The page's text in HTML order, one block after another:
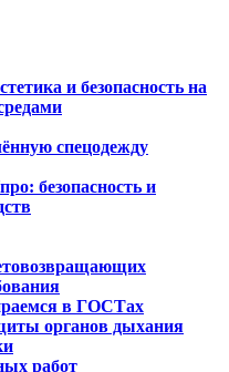
и безопасность на
спецодежду
безопасность и
в ГОСТах
органов дыхания
работ